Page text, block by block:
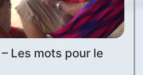
Les mots pour le